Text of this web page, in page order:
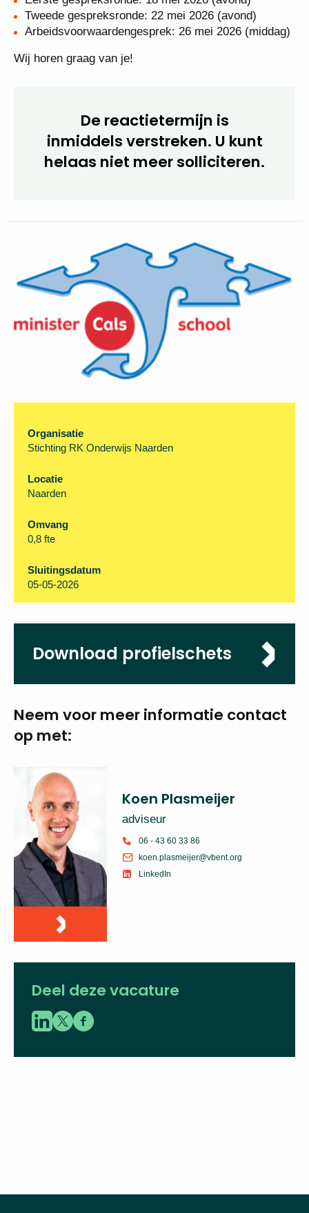
2026 (ochtend en middag)
Eerste gespreksronde: 18 mei 2026 (avond)
Arbeidsvoorwaardengesprek: 26 mei 2026
De reactietermijn is
Organisatie
Locatie
Omvang
0,8 fte
05-05-2026
Download
profielschets
Neem voor meerinformatie
contact op met:
LinkedIn